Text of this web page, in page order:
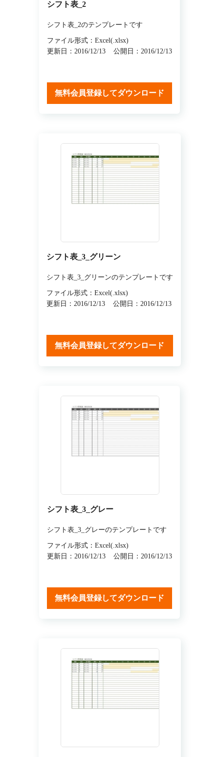
シフト表_2
シフト表_2のテンプレートです
ファイル形式：Excel(.xlsx)
更新日：2016/12/13
公開日：2016/12/13
無料会員登録してダウンロード
シフト表_3_グリーン
シフト表_3_グリーンのテンプレートです
ファイル形式：Excel(.xlsx)
更新日：2016/12/13
公開日：2016/12/13
無料会員登録してダウンロード
シフト表_3_グレー
シフト表_3_グレーのテンプレートです
ファイル形式：Excel(.xlsx)
更新日：2016/12/13
公開日：2016/12/13
無料会員登録してダウンロード